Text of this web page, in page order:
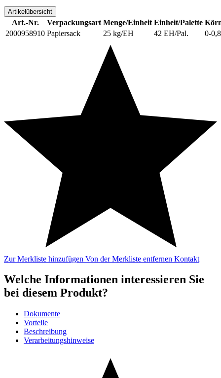
Artikelübersicht
Art.-Nr. Verpackungsart Menge/Einheit Einheit/Palette
2000958910 Papiersack 25 kg/EH 42 EH/Pal. 0-
Zur Merkliste hinzufügen Von der Merkliste entfernen Kontakt
Welche Informationen interessieren Sie
bei diesem Produkt?
Dokumente
Vorteile
Beschreibung
Verarbeitungshinweise